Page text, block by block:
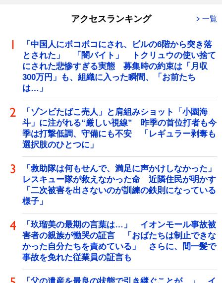
アクセスランキング 一覧
「中国人にボコボコにされ、ビルの6階から突き落
とされた」 「闇バイト」 トクリュウの使い捨て
にされた悲惨すぎる実態 募集時の約束は「月収
300万円」も、組織に入った瞬間、「お前たち
は…」
「ゾンビたばこ売人」と肩組みショット「小園海
斗」に注がれる“厳しい視線” 昨季の首位打者も今
季は打撃低調、守備にも不安 「レギュラー剥奪も
選択肢のひとつに」
「救助隊は何もせんで、満足に声かけしなかった」
レスキュー隊が救えなかった命 近隣住民が明かす
「二次被害を出さないのが訓練の鉄則になっている
様子」
「玖瑠美の最期の言葉は…」 イオンモール事故被
害者の親族が慟哭の証言 「おばたちは制止できな
かった自分たちを責めている」 さらに、間一髪で
事故を免れた従業員の証言も